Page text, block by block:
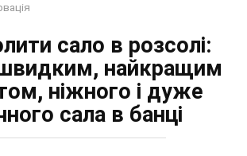
сало в розсолі:
найкращим
ніжного і дуже
сала в банці